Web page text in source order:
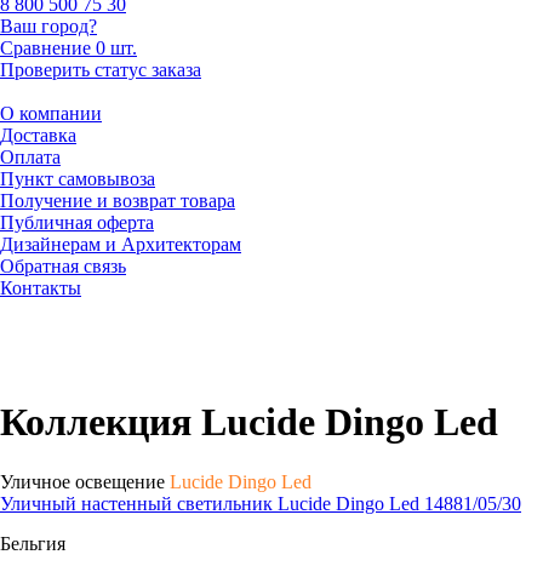
8 800 500 75 30
Ваш город?
Сравнение 0 шт.
Проверить статус заказа
О компании
Доставка
Оплата
Пункт самовывоза
Получение и возврат товара
Публичная оферта
Дизайнерам и Архитекторам
Обратная связь
Контакты
Коллекция Lucide Dingo Led
Уличное освещение Lucide Dingo Led
Уличный настенный светильник Lucide Dingo Led 14881/05/30
Бельгия